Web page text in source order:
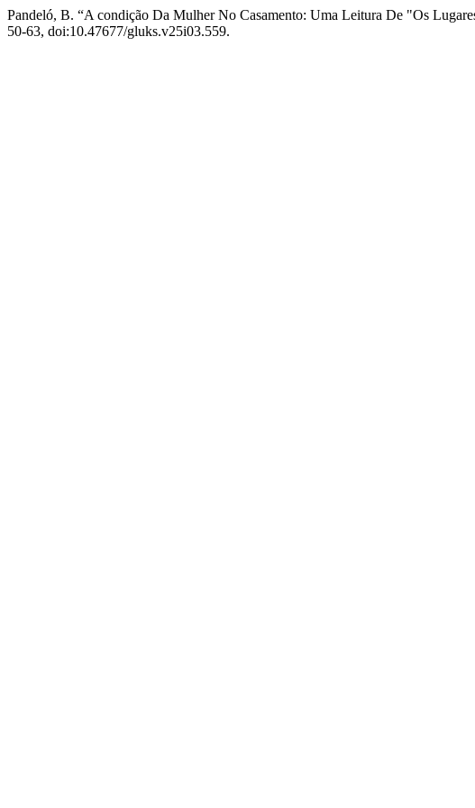
Pandeló, B. “A condição Da Mulher No Casamento: Uma Leitura De "Os
50-63, doi:10.47677/gluks.v25i03.559.